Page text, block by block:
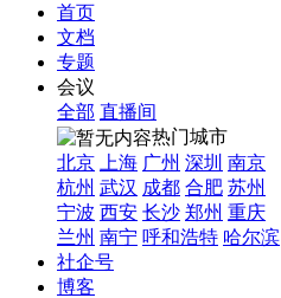
首页
文档
专题
会议
全部 直播间
热门城市
北京
上海 广州 深圳 南京
杭州 武汉 成都 合肥 苏州
宁波 西安 长沙 郑州 重庆
兰州 南宁 呼和浩特 哈尔滨
社企号
博客